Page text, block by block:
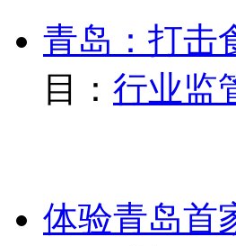
青岛：打击
目： 行业监
体验青岛首